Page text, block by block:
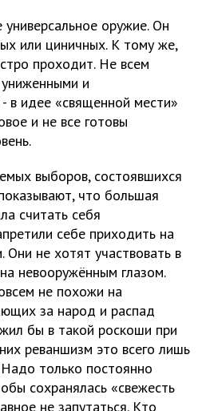
оружие. Он
или циничных. К тому же,
проходит. Не всем
униженными и
в идее «священной мести»
и не все готовы
выборов, состоявшихся
что большая
считать себя
себе приходить на
Они не хотят участвовать в
невооружённым глазом.
не похожи на
за народ и распад
бы в такой роскоши при
реваншизм это всего лишь
только постоянно
сохранялась «свежесть
не запутаться. Кто